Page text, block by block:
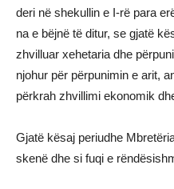
deri në shekullin e I-rë para
na e bëjnë të ditur, se gjatë
zhvilluar xehetaria dhe
njohur për përpunimin e arit,
përkrah zhvillimi ekonomik
Gjatë kësaj periudhe
skenë dhe si fuqi e